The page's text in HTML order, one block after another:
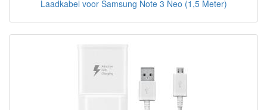
Laadkabel voor Samsung Note 3 Neo (1,5 Meter)